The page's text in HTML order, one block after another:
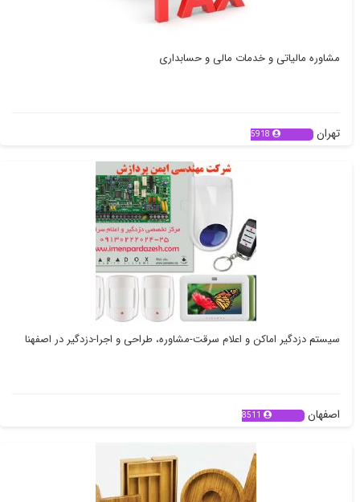
مشاوره مالیاتی و خدمات مالی و حسابداری
تهران 5918
سیستم دزدگیر اماکن و اعلام سرقت-مشاوره، طراحی و اجرا-دزدگیر در اصفهنا
اصفهان 8511